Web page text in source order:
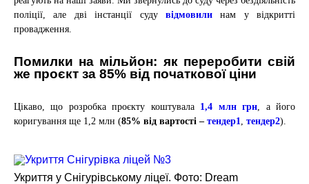
поліції, але дві інстанції суду відмовилинам у відкритті
провадження.
Помилки на мільйон: як переробити свій
же проєкт за 85% від початкової ціни
Цікаво, що розробка проєкту коштувала 1,4 млн грн, а його
коригування ще 1,2 млн (85% від вартості – тендер1, тендер2).
Укриття у Снігурівському ліцеї. Фото: Dream